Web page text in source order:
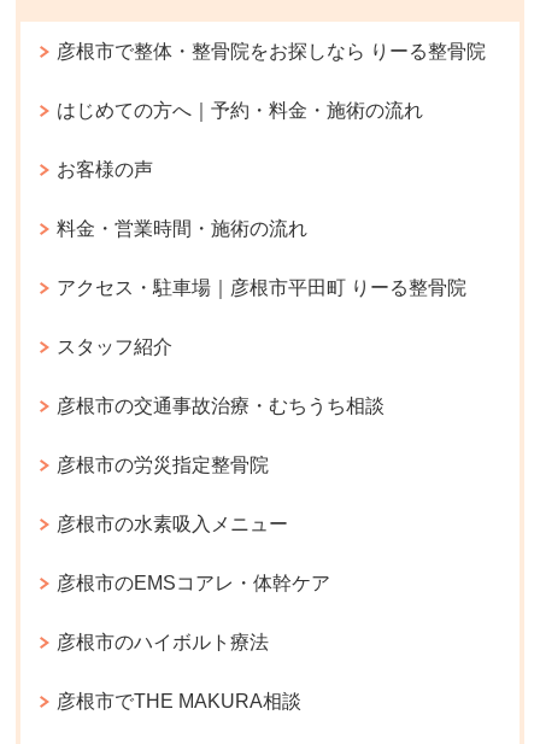
彦根市で整体・整骨院をお探しなら りーる整骨院
はじめての方へ｜予約・料金・施術の流れ
お客様の声
料金・営業時間・施術の流れ
アクセス・駐車場｜彦根市平田町 りーる整骨院
スタッフ紹介
彦根市の交通事故治療・むちうち相談
彦根市の労災指定整骨院
彦根市の水素吸入メニュー
彦根市のEMSコアレ・体幹ケア
彦根市のハイボルト療法
彦根市でTHE MAKURA相談